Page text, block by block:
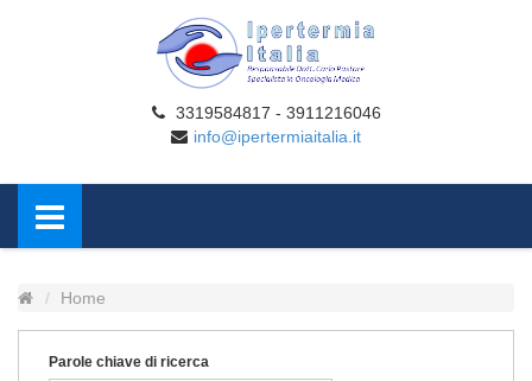
3319584817 - 3911216046
info@ipertermiaitalia.it
Home
Parole chiave di ricerca